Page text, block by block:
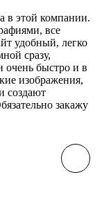
в этой компании.
все
удобный, легко
сразу,
быстро и в
изображения,
создают
закажу